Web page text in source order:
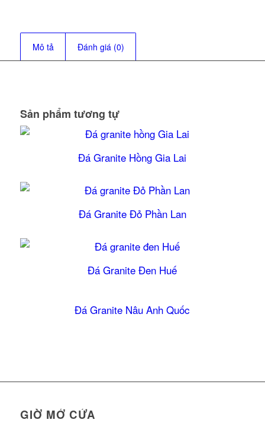
Mô tả Đánh giá (0)
Sản phẩm tương tự
Đá Granite Hồng Gia Lai
Đá Granite Đỏ Phần Lan
Đá Granite Đen Huế
Đá Granite Nâu Anh Quốc
GIỜ MỞ CỬA